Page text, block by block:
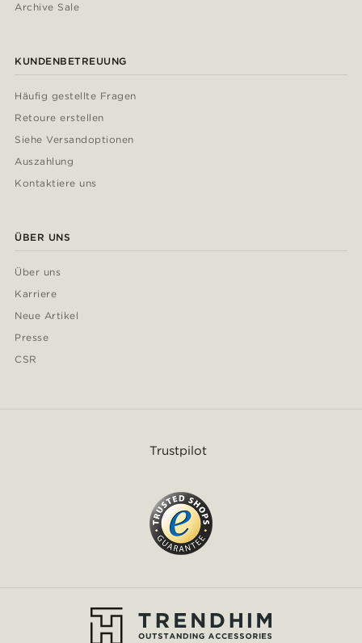
Archive Sale
KUNDENBETREUUNG
Häufig gestellte Fragen
Retoure erstellen
Siehe Versandoptionen
Auszahlung
Kontaktiere uns
ÜBER UNS
Über uns
Karriere
Neue Artikel
Presse
CSR
Trustpilot